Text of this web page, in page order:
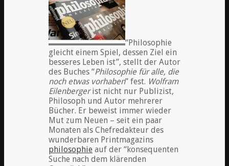
“Philosophie
gleicht einem Spiel, dessen Ziel ein
besseres Leben ist”, stellt der Autor
des Buches “Philosophie für alle, die
noch etwas vorhaben” fest. Wolfram
Eilenbergerist nicht nur Publizist,
Philosoph und Autor mehrerer
Bücher. Er beweist immer wieder
Mut zum Neuen – seit ein paar
Monaten als Chefredakteur des
wunderbaren Printmagazins
philosophie auf der “konsequenten
Suche nach dem klärenden